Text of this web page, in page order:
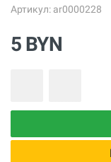
Артикул: ar0000228
5 BYN